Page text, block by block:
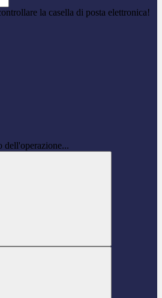
la casella di posta elettronica!
dell'operazione...